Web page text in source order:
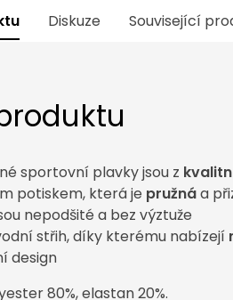
Diskuze Související
sportovní plavky jsou z
potiskem, která je pružnáa
nepodšité a bez výztuže
střih, díky kterému nabízejí
design
80%, elastan 20%.